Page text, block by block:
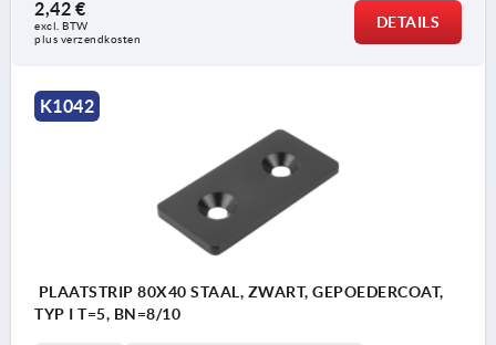
2,42 €
excl. BTW
plus verzendkosten
DETAILS
K1042
PLAATSTRIP 80X40 STAAL, ZWART, GEPOEDERCOAT,
TYP I T=5, BN=8/10